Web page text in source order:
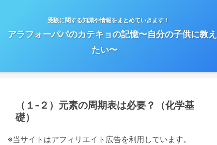
受験に関する知識や情報をまとめていきます！
アラフォーパパのカテキョの記憶〜自分の子供に教え
たい〜
（１-２）元素の周期表は必要？（化学基
礎）
※当サイトはアフィリエイト広告を利用しています。